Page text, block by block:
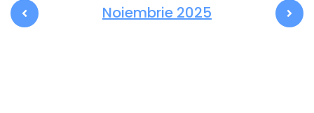
Noiembrie 2025